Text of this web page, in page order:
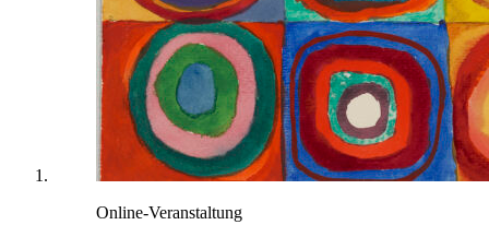
Online-Veranstaltung